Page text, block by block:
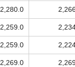
2,280.0
2,259.0
2,259.0
2,269.0